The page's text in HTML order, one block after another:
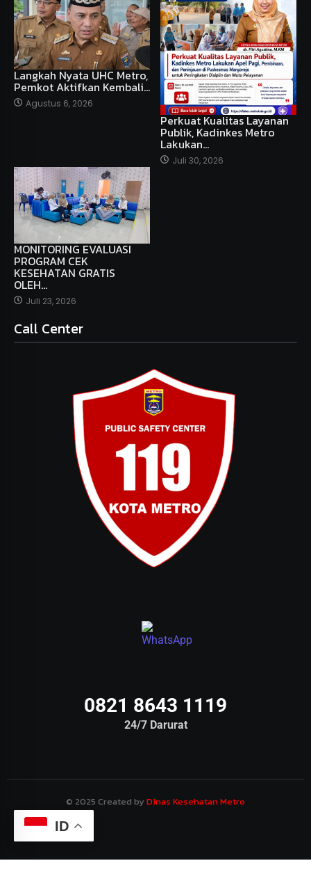
Langkah Nyata UHC Metro,
Pemkot Aktifkan Kembali…
Agustus 6, 2026
Perkuat Kualitas Layanan
Publik, Kadinkes Metro
Lakukan…
Juli 30, 2026
MONITORING EVALUASI
PROGRAM CEK
KESEHATAN GRATIS
OLEH…
Juli 23, 2026
Call Center
0821 8643 1119
24/7 Darurat
© 2025 Created by Dinas Kesehatan Metro
ID